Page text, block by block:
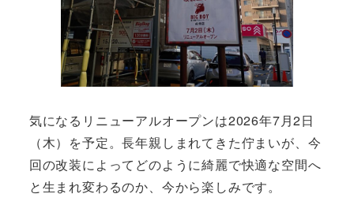
気になるリニューアルオープンは2026年7月2日
（木）を予定。長年親しまれてきた佇まいが、今
回の改装によってどのように綺麗で快適な空間へ
と生まれ変わるのか、今から楽しみです。